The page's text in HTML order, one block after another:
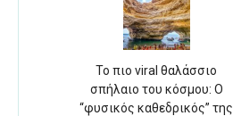
Το πιο viral θαλάσσιο
σπήλαιο του κόσμου: Ο
“φυσικός καθεδρικός” της